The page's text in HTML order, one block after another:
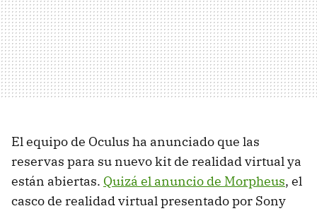
El equipo de Oculus ha anunciado que las
reservas para su nuevo kit de realidad virtual ya
están abiertas. Quizá el anuncio de Morpheus, el
casco de realidad virtual presentado por Sony